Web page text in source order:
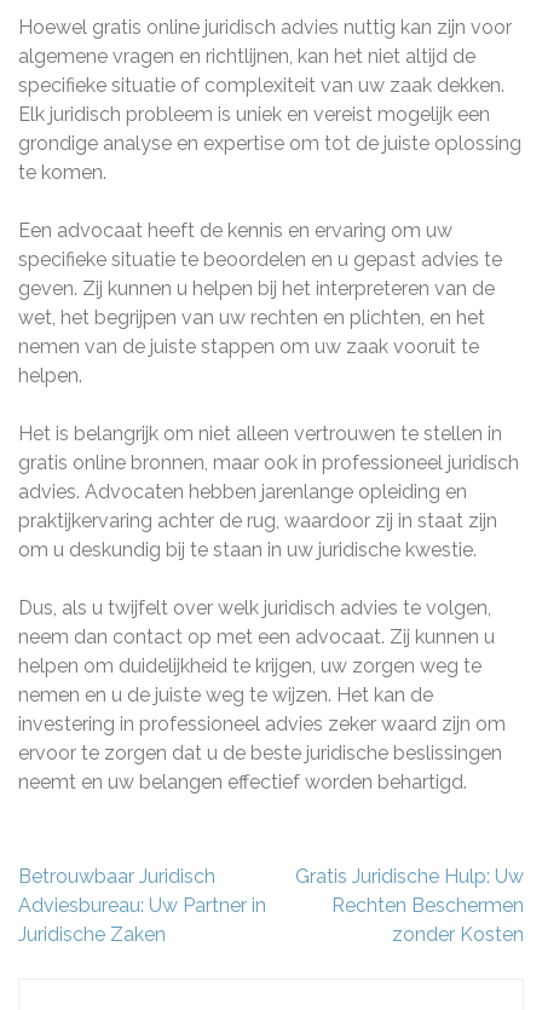
Hoewel gratis online juridisch advies nuttig kan zijn voor
algemene vragen en richtlijnen, kan het niet altijd de
specifieke situatie of complexiteit van uw zaak dekken.
Elk juridisch probleem is uniek en vereist mogelijk een
grondige analyse en expertise om tot de juiste oplossing
te komen.
Een advocaat heeft de kennis en ervaring om uw
specifieke situatie te beoordelen en u gepast advies te
geven. Zij kunnen u helpen bij het interpreteren van de
wet, het begrijpen van uw rechten en plichten, en het
nemen van de juiste stappen om uw zaak vooruit te
helpen.
Het is belangrijk om niet alleen vertrouwen te stellen in
gratis online bronnen, maar ook in professioneel juridisch
advies. Advocaten hebben jarenlange opleiding en
praktijkervaring achter de rug, waardoor zij in staat zijn
om u deskundig bij te staan in uw juridische kwestie.
Dus, als u twijfelt over welk juridisch advies te volgen,
neem dan contact op met een advocaat. Zij kunnen u
helpen om duidelijkheid te krijgen, uw zorgen weg te
nemen en u de juiste weg te wijzen. Het kan de
investering in professioneel advies zeker waard zijn om
ervoor te zorgen dat u de beste juridische beslissingen
neemt en uw belangen effectief worden behartigd.
Berichtnavigatie
Betrouwbaar Juridisch
Adviesbureau: Uw Partner in
Juridische Zaken
Gratis Juridische Hulp: Uw
Rechten Beschermen
zonder Kosten